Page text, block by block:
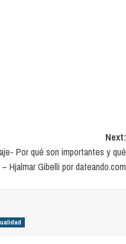
Next:
Por qué son importantes y qué
Hjalmar Gibelli por dateando.com